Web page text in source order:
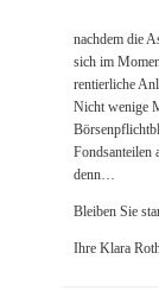
nachdem die
sich im
rentierliche
Nicht wenige
Fondsanteilen
denn…
Bleiben Sie
Ihre Klara